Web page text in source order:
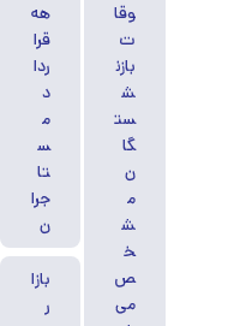
وقا
ت
بازن
ش
ست
گا
ن
م
ش
خ
ص
می‌
هه
قرا
ردا
د
م
س
تا
جرا
ن
بازا
ر